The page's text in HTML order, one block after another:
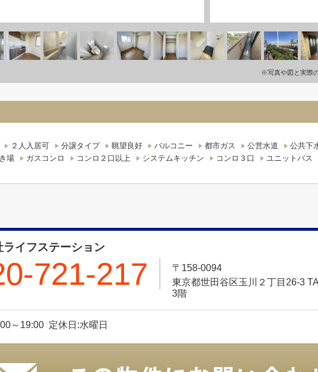
※写真や図と実際
２人入居可 分譲タイプ 眺望良好 バルコニー 都市ガス 公営水道 公共下
場
ガスコンロ コンロ２口以上 システムキッチン コンロ３口 ユニットバス
ライフステーション
721-217
〒158-0094
東京都世田谷区玉川２丁目26-3
3階
～19:00 定休日:水曜日